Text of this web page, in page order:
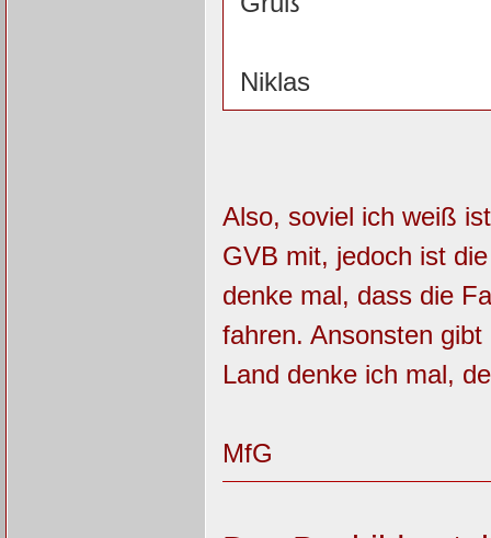
Niklas
Also, soviel ich weiß
GVB mit, jedoch ist
denke mal, dass die
fahren. Ansonsten
Land denke ich mal,
MfG